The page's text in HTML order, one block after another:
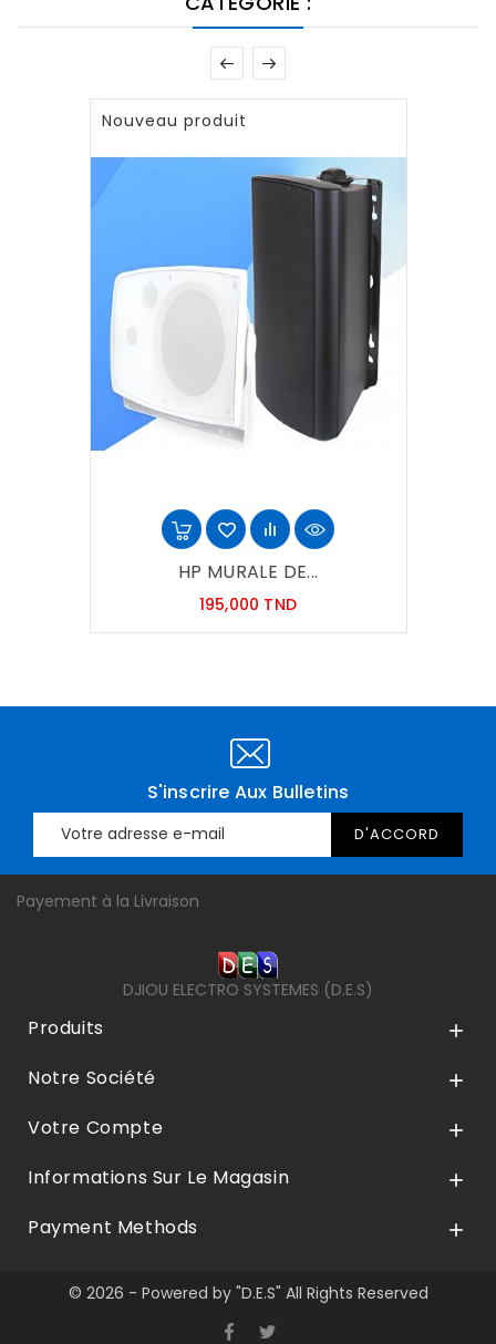
Nouveau produit
HP MURALE DE...
195,000 TNDPrix
S'inscrire Aux Bulletins
Payement à la Livraison
DJIOU ELECTRO SYSTEMES (D.E.S)
Produits 
Notre Société 
Votre Compte 
Informations Sur Le Magasin 
Payment Methods 
© 2026 - Powered by "D.E.S" All Rights Reserved